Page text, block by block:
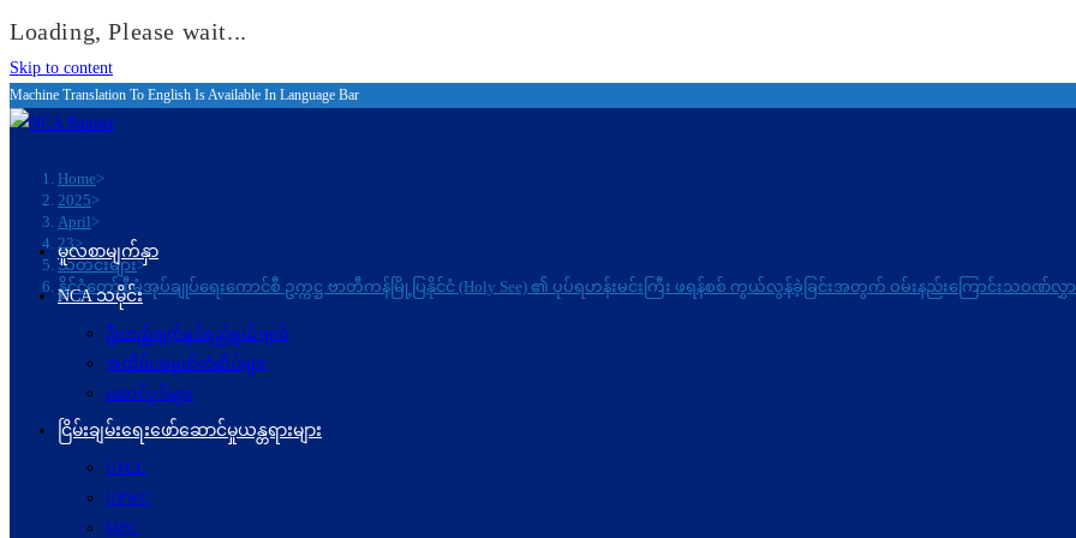
Loading, Please wait...
Skip to content
Machine Translation To English Is Available In Language Bar
Home>
2025>
April>
23>
သတင်းများ>
နိုင်ငံတော်စီမံအုပ်ချုပ်ရေးကောင်စီ ဥက္ကဋ္ဌ ဗာတီကန်မြို့ပြနိုင်ငံ (Holy See) ၏ ပုပ်ရဟန်းမင်းကြီး ဖရန်စစ် ကွယ်လွန်ခဲ့ခြင်းအတွက် ဝမ်းနည်းကြောင်းသဝဏ်လွှာ
မူလစာမျက်နှာ
NCA သမိုင်း
ဦးတည်ချက်နှင့်ရည်ရွယ်ချက်
အထိမ်းအမှတ်တံဆိပ်များ
ဆောင်ပုဒ်များ
ငြိမ်းချမ်းရေးဖော်‌ဆောင်မှုယန္တရားများ
UPCC
UPWC
MPC